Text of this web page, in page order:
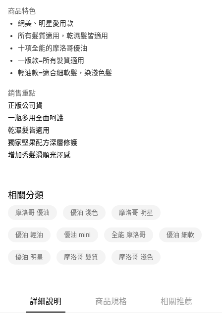
運送方式
全家取貨付款
免運費
常溫-付款後全家取貨
免運費
商品特色
網美、明星愛用款
所有髮質適用，乾濕髮皆適用
十項全能的摩洛哥優油
一版款=所有髮質適用
輕油款=適合細軟髮，染淺色髮
銷售重點
正版公司貨
一瓶多用全面呵護
乾濕髮皆適用
獨家堅果配方深層修護
增加秀髮滑順光澤感
相關分類
摩洛哥 優油 優油 淺色 摩洛哥 明星
優油 輕油 優油 mini 全能 摩洛哥 優油 細軟
優油 明星 摩洛哥 髮質 摩洛哥 淺色
詳細說明 商品規格 相關推薦